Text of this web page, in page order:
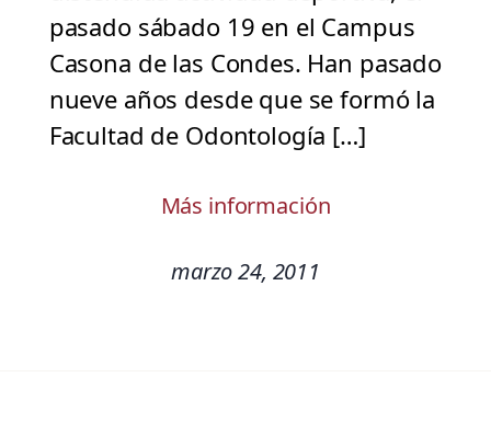
pasado sábado 19 en el Campus
Casona de las Condes. Han pasado
nueve años desde que se formó la
Facultad de Odontología […]
Más información
marzo 24, 2011